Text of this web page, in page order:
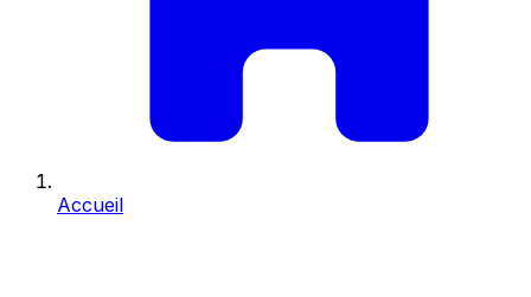
Accueil